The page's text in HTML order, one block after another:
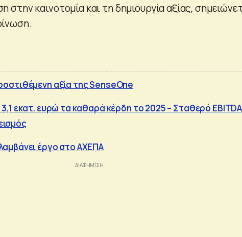
στην καινοτομία και τη δημιουργία αξίας,
αξία της SenseOne
εκατ. ευρώ τα καθαρά κέρδη το 2025 – Σταθερό EBITDA
έργο στο ΑΧΕΠΑ